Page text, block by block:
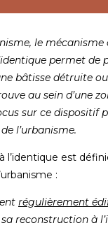
le mécanisme
permet de
bâtisse détruite
au sein d’une
sur ce dispositif
l’urbanisme.
l’identique est
:
régulièrement
sa reconstruction à